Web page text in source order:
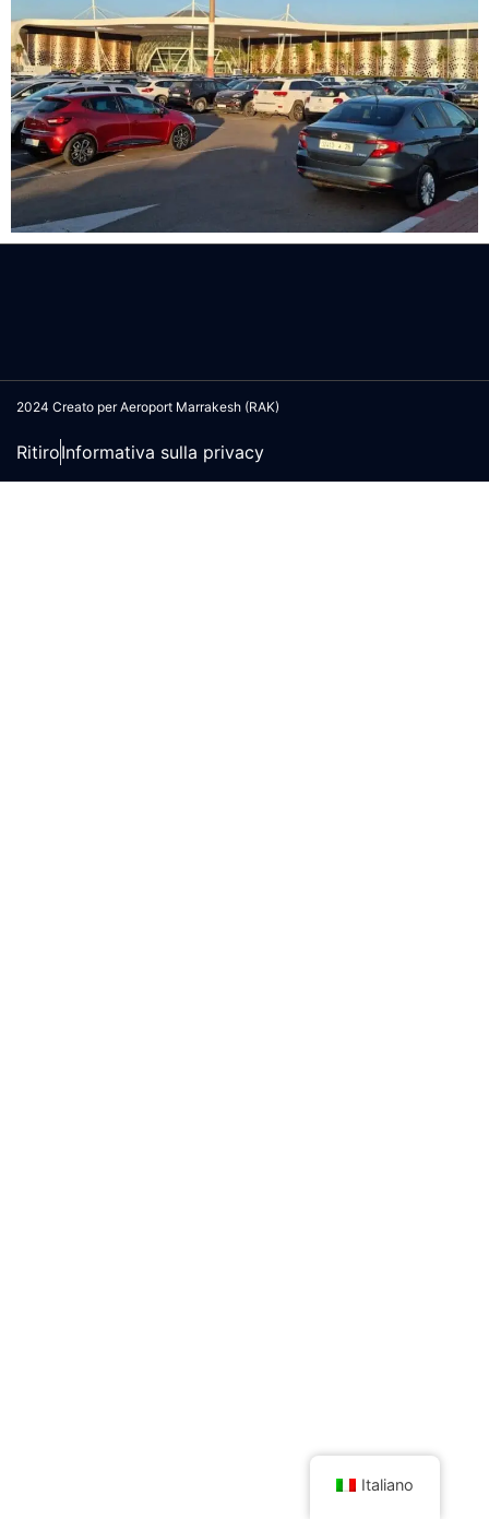
2024 Creato per Aeroport Marrakesh (RAK)
RitiroInformativa sulla privacy
Italiano